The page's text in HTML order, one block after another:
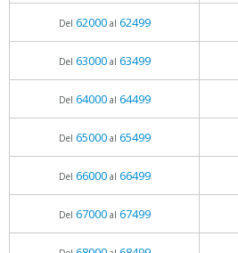
Del 62000al 62499
Del 63000al 63499
Del 64000al 64499
Del 65000al 65499
Del 66000al 66499
Del 67000al 67499